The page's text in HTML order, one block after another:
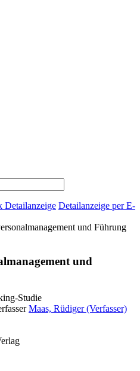
Detailanzeige Detailanzeige per E-
und
Studie
Maas, Rüdiger (Verfasser)